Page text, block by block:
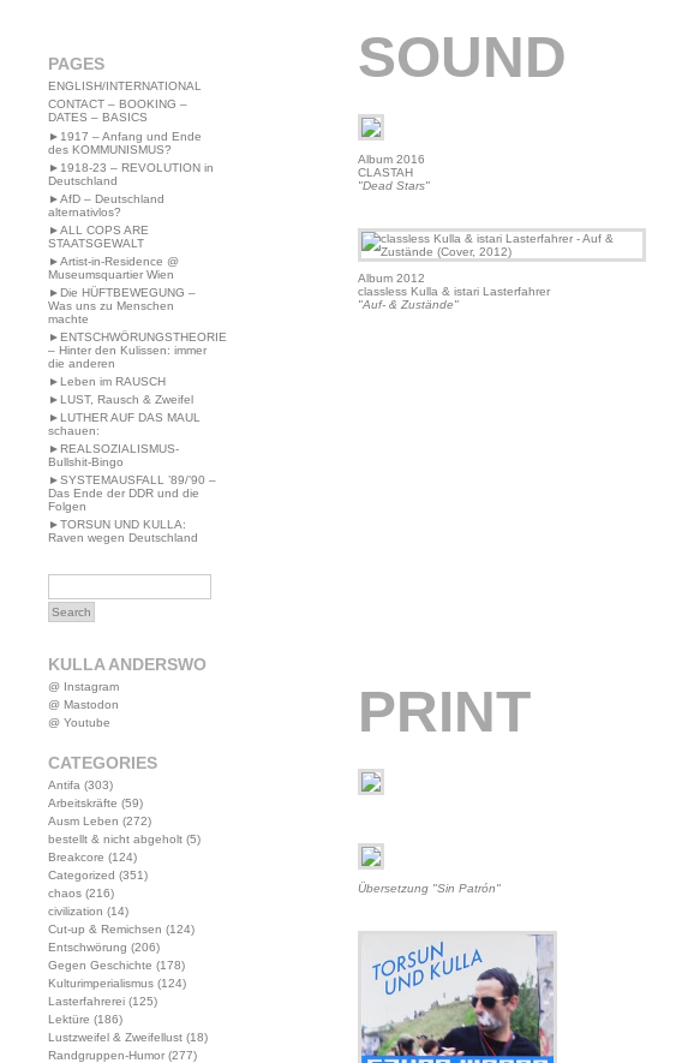
PAGES
ENGLISH/INTERNATIONAL
CONTACT – BOOKING –
DATES – BASICS
►1917 – Anfang und Ende
des KOMMUNISMUS?
►1918-23 – REVOLUTION in
Deutschland
►AfD – Deutschland
alternativlos?
►ALL COPS ARE
STAATSGEWALT
►Artist-in-Residence @
Museumsquartier Wien
►Die HÜFTBEWEGUNG –
Was uns zu Menschen
machte
►ENTSCHWÖRUNGSTHEORIE
– Hinter den Kulissen: immer
die anderen
►Leben im RAUSCH
►LUST, Rausch & Zweifel
►LUTHER AUF DAS MAUL
schauen:
►REALSOZIALISMUS-
Bullshit-Bingo
►SYSTEMAUSFALL ’89/’90 –
Das Ende der DDR und die
Folgen
►TORSUN UND KULLA:
Raven wegen Deutschland
KULLA ANDERSWO
@ Instagram
@ Mastodon
@ Youtube
CATEGORIES
Antifa (303)
Arbeitskräfte (59)
Ausm Leben (272)
bestellt & nicht abgeholt(5)
Breakcore (124)
Categorized (351)
chaos(216)
civilization (14)
Cut-up & Remichsen (124)
Entschwörung (206)
Gegen Geschichte (178)
Kulturimperialismus(124)
Lasterfahrerei(125)
Lektüre (186)
Lustzweifel & Zweifellust(18)
Randgruppen-Humor(277)
SOUND
Album 2016
CLASTAH
"Dead Stars"
Album 2012
classless Kulla & istari Lasterfahrer
"Auf- & Zustände"
PRINT
Übersetzung "Sin Patrón"